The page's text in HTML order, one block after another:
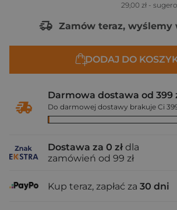
29,00 zł -
Zamów teraz, wyślemy
DODAJ DO
Darmowa dostawa od 399
Do darmowej dostawy brakuje Ci
Dostawa za 0 zł dla
zamówień od 99 zł
Kup teraz, zapłać za 30 dni